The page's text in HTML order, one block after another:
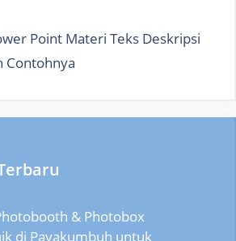
Point Materi Teks Deskripsi
Contohnya
& Photobox
di Payakumbuh untuk